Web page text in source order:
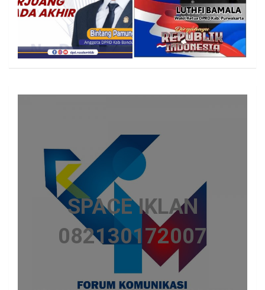
SPACE IKLAN
082130172007